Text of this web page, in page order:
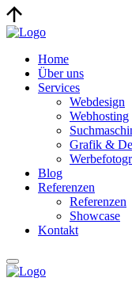
Home
Über uns
Services
Webdesign
Webhosting
Grafik &
Blog
Referenzen
Referenzen
Showcase
Kontakt